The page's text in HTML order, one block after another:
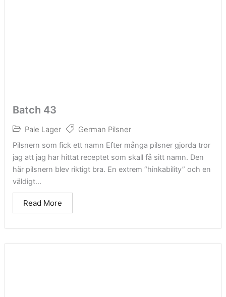
Batch 43
Pale Lager German Pilsner
Pilsnern som fick ett namn Efter många pilsner gjorda tror
jag att jag har hittat receptet som skall få sitt namn. Den
här pilsnern blev riktigt bra. En extrem “hinkability” och en
väldigt...
Read More